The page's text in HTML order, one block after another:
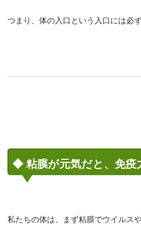
つまり、 体の入口という入口には必
◆ 粘膜が元気だと、免疫
私たちの体は、 まず粘膜でウイルス